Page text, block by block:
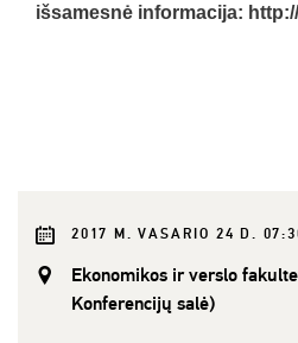
išsamesnė informacija:
2017 M. VASARIO 24 D.
Ekonomikos ir verslo
Konferencijų salė)